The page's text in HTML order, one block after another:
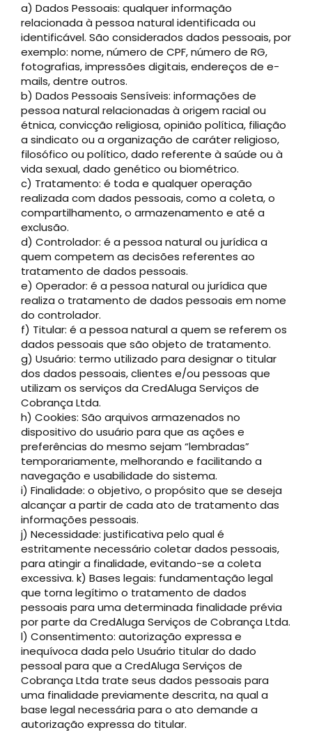
a) Dados Pessoais: qualquer informação
relacionada à pessoa natural identificada ou
identificável. São considerados dados pessoais, por
exemplo: nome, número de CPF, número de RG,
fotografias, impressões digitais, endereços de e-
mails, dentre outros.
b) Dados Pessoais Sensíveis: informações de
pessoa natural relacionadas à origem racial ou
étnica, convicção religiosa, opinião política, filiação
a sindicato ou a organização de caráter religioso,
filosófico ou político, dado referente à saúde ou à
vida sexual, dado genético ou biométrico.
c) Tratamento: é toda e qualquer operação
realizada com dados pessoais, como a coleta, o
compartilhamento, o armazenamento e até a
exclusão.
d) Controlador: é a pessoa natural ou jurídica a
quem competem as decisões referentes ao
tratamento de dados pessoais.
e) Operador: é a pessoa natural ou jurídica que
realiza o tratamento de dados pessoais em nome
do controlador.
f) Titular: é a pessoa natural a quem se referem os
dados pessoais que são objeto de tratamento.
g) Usuário: termo utilizado para designar o titular
dos dados pessoais, clientes e/ou pessoas que
utilizam os serviços da CredAluga Serviços de
Cobrança Ltda.
h) Cookies: São arquivos armazenados no
dispositivo do usuário para que as ações e
preferências do mesmo sejam “lembradas”
temporariamente, melhorando e facilitando a
navegação e usabilidade do sistema.
i) Finalidade: o objetivo, o propósito que se deseja
alcançar a partir de cada ato de tratamento das
informações pessoais.
j) Necessidade: justificativa pelo qual é
estritamente necessário coletar dados pessoais,
para atingir a finalidade, evitando-se a coleta
excessiva. k) Bases legais: fundamentação legal
que torna legítimo o tratamento de dados
pessoais para uma determinada finalidade prévia
por parte da CredAluga Serviços de Cobrança Ltda.
l) Consentimento: autorização expressa e
inequívoca dada pelo Usuário titular do dado
pessoal para que a CredAluga Serviços de
Cobrança Ltda trate seus dados pessoais para
uma finalidade previamente descrita, na qual a
base legal necessária para o ato demande a
autorização expressa do titular.